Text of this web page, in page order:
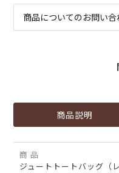
商品についてのお問い合
商品説明
商 品
ジュートトートバッグ（レ